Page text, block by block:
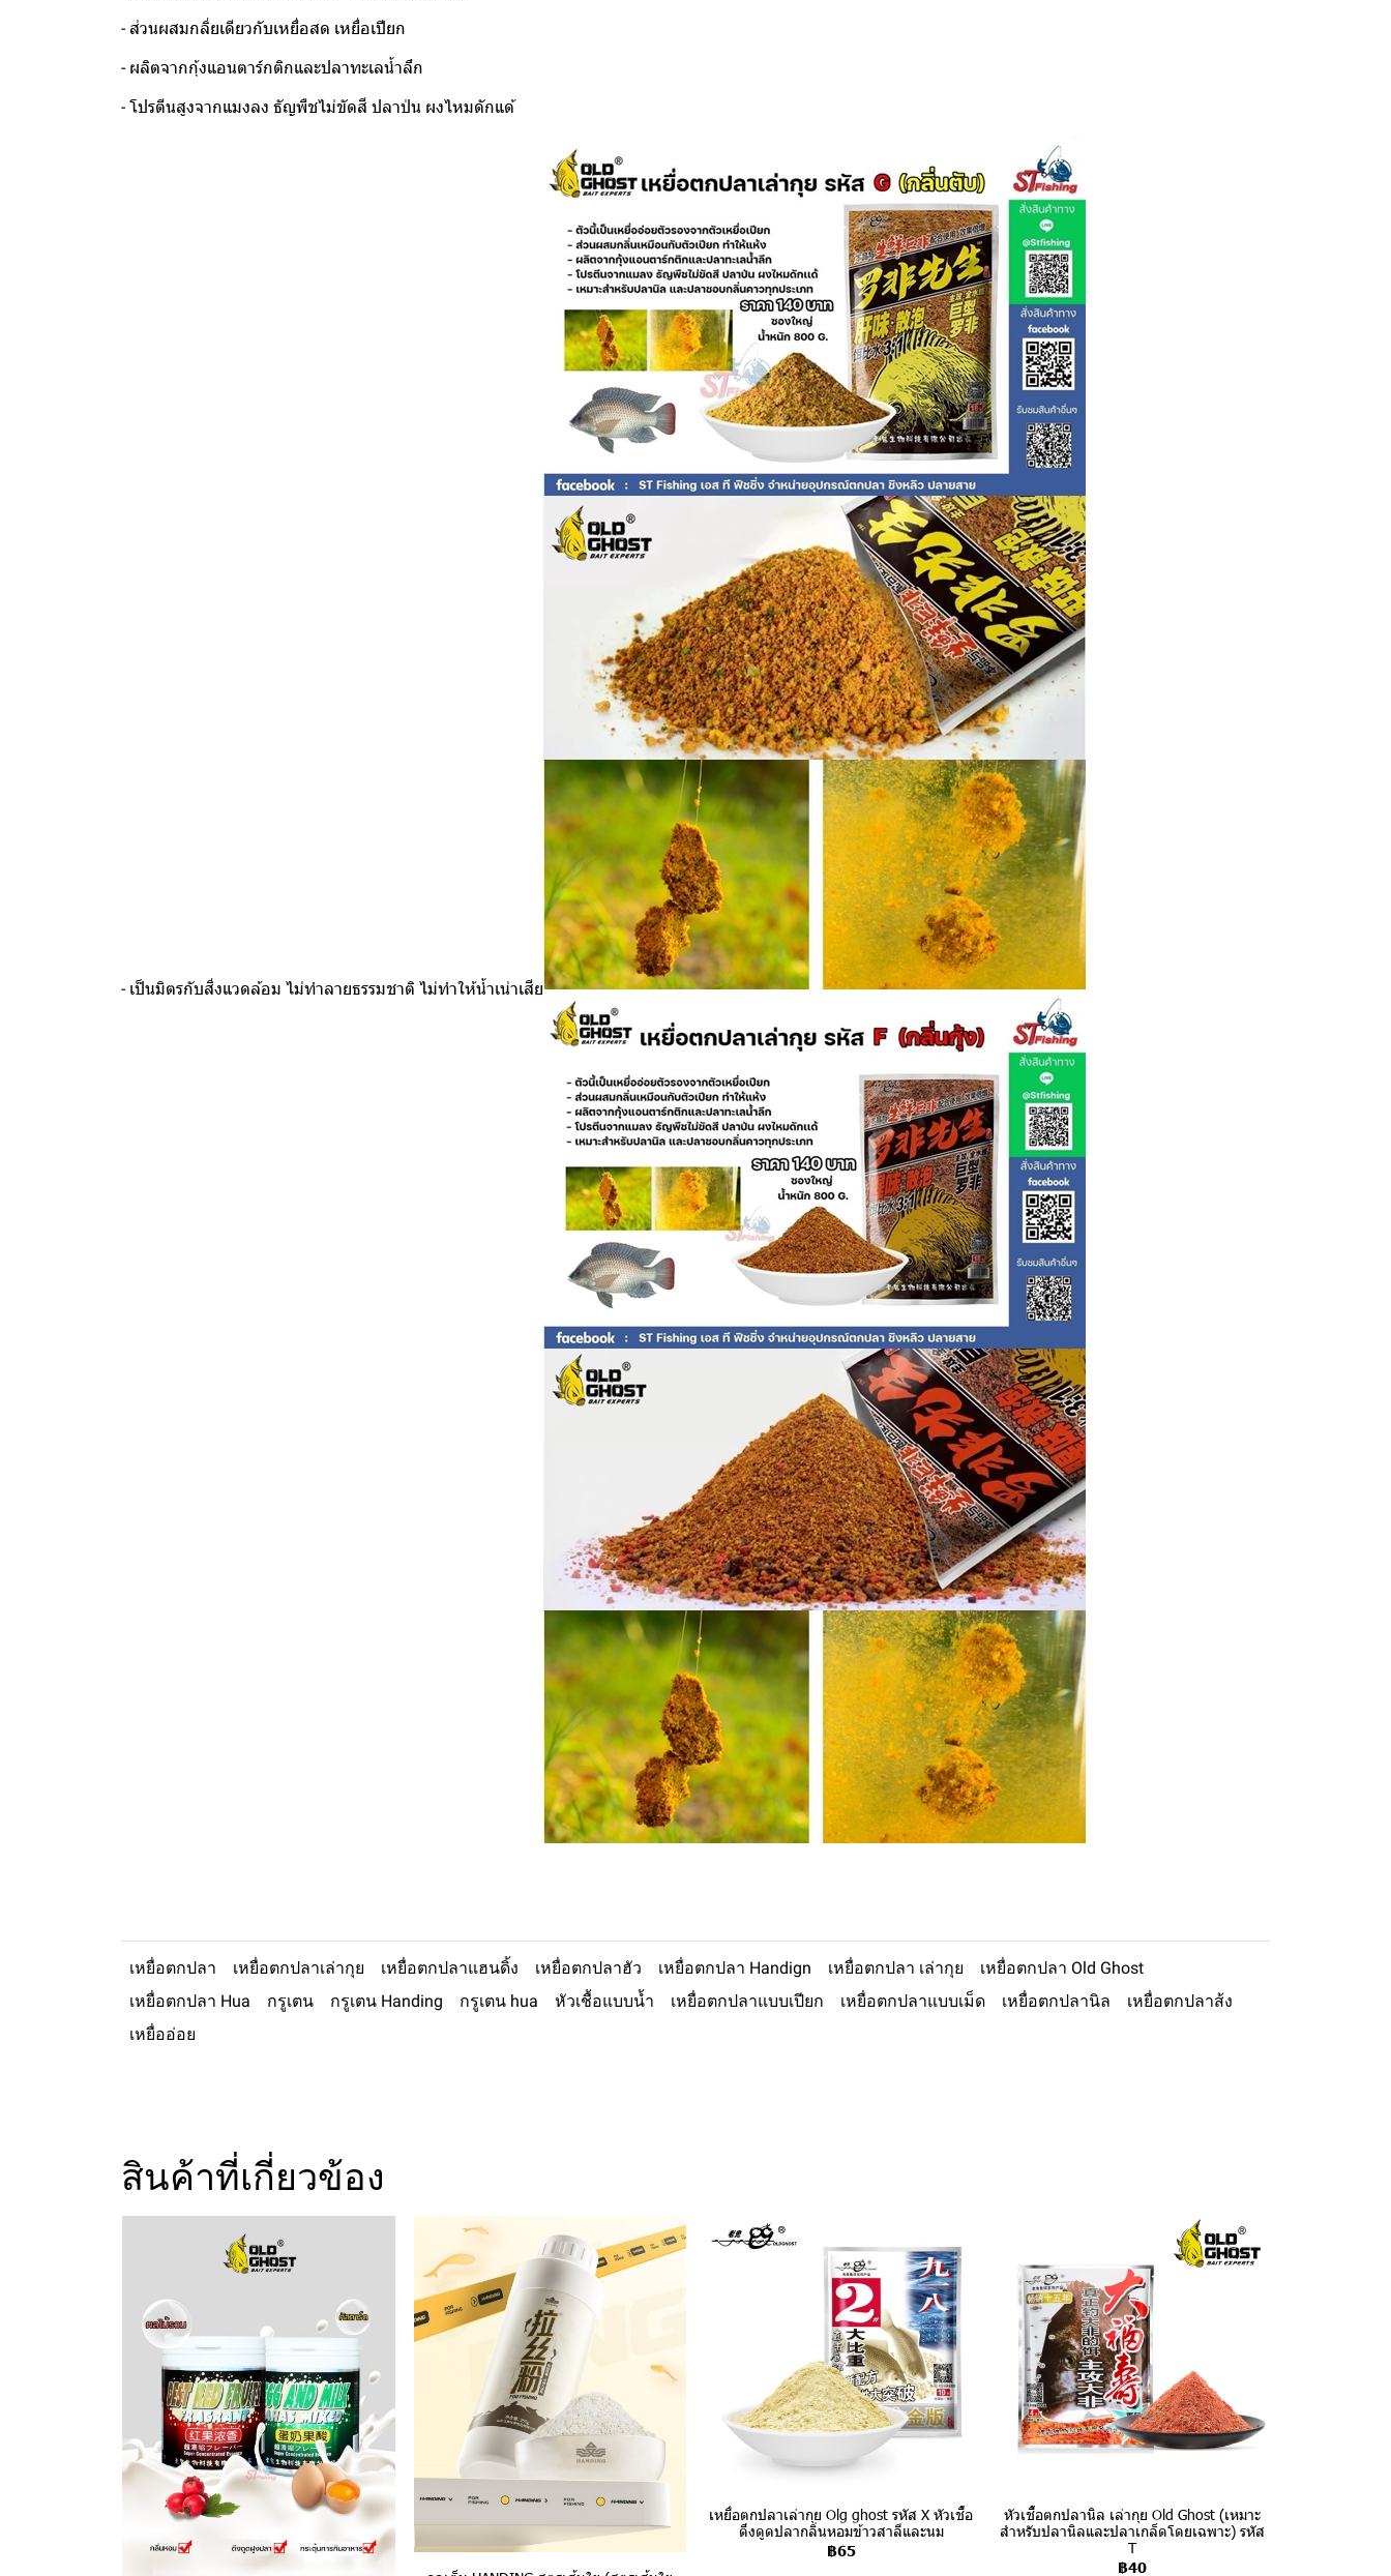
- ส่วนผสมกลิ่ยเดียวกับเหยื่อสด เหยื่อเปียก
- ผลิตจากกุ้งแอนตาร์กติกและปลาทะเลน้ำลึก
- โปรตีนสูงจากแมงลง ธัญพืชไม่ขัดสี ปลาป่น ผงไหมดักแด้
- เป็นมิตรกับสิ่งแวดล้อม ไม่ทำลายธรรมชาติ ไม่ทำให้น้ำเน่าเสีย
เหยื่อตกปลา เหยื่อตกปลาเล่ากุย เหยื่อตกปลาแฮนดิ้ง เหยื่อตกปลาฮัว เหยื่อตกปลา Handign เหยื่อตกปลา เล่ากุย
เหยื่อตกปลา Old Ghost
เหยื่อตกปลา Hua
กรูเตน กรูเตน Handing กรูเตน hua หัวเชื้อแบบน้ำ เหยื่อตกปลาแบบเปียก เหยื่อตกปลาแบบเม็ด เหยื่อตกปลานิล
เหยื่อตกปลาส้ง
เหยื่ออ่อย
สินค้าที่เกี่ยวข้อง
เหยื่อตกปลาเล่ากุย Olg ghost รหัส X หัวเชื้อ
ดึงดูดปลากลิ่นหอมข้าวสาลีและนม
฿65
หัวเชื้อตกปลานิล เล่ากุย Old Ghost (เหมาะ
สำหรับปลานิลและปลาเกล็ดโดยเฉพาะ) รหัส
T
฿40